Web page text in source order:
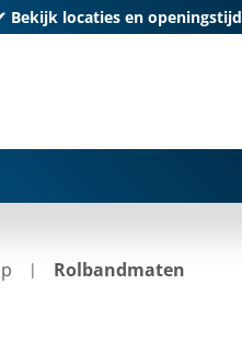
Bekijk locaties en
Rolbandmaten